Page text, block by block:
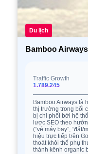
Du lịch
Bamboo Airways
Traffic Growth
1.789.245
Bamboo Airways là
thị trường trong bối
bị chi phối bởi hệ
lược SEO theo
(“vé máy bay”,
hiệu trực tiếp trên
thoát khỏi thế phụ
thành kênh organic